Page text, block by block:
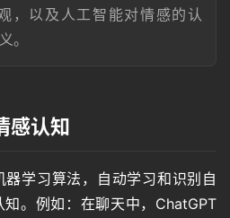
，以及人工智能对情感的认
。
感认知
器学习算法，自动学习和识别自
。例如：在聊天中，ChatGPT